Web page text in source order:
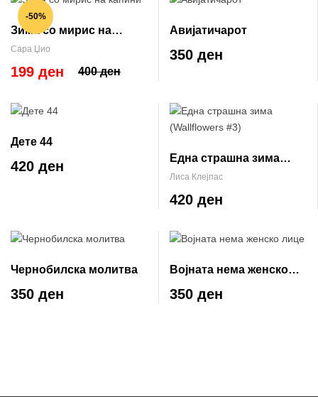
-50%
Зима со мирис на
капини
Сара Џио
400 ден
199 ден
Авијатичарот
350 ден
Дете 44
420 ден
Една страшна зима
(Wallflowers #3)
Лиса Клејпас
420 ден
Чернобилска молитва
350 ден
Војната нема женско
лице
350 ден